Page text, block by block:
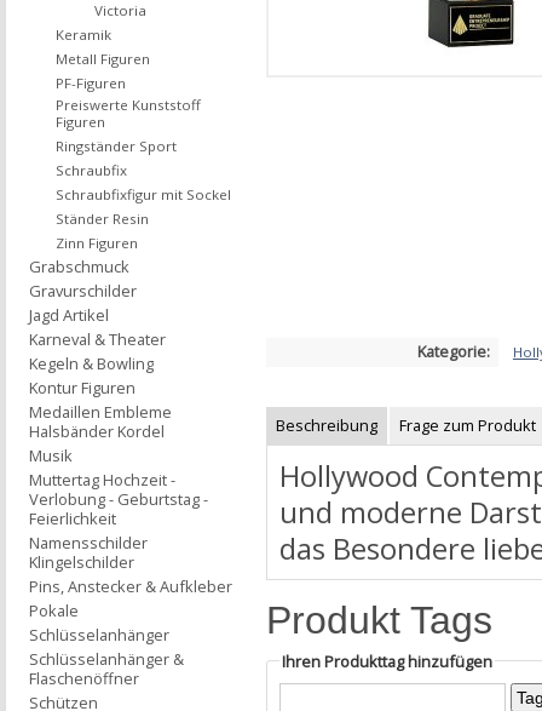
Kategorie:
Beschreibung Frage zum Produkt
Hollywood
und moderne
das Besondere
Produkt Tags
Ihren Produkttag hinzufügen
Victoria
Keramik
Metall Figuren
PF-Figuren
Preiswerte Kunststoff
Figuren
Ringständer Sport
Schraubfix
Schraubfixfigur mit Sockel
Ständer Resin
Zinn Figuren
Grabschmuck
Gravurschilder
Jagd Artikel
Karneval & Theater
Kegeln & Bowling
Kontur Figuren
Medaillen Embleme
Halsbänder Kordel
Musik
Muttertag Hochzeit -
Verlobung - Geburtstag -
Feierlichkeit
Namensschilder
Klingelschilder
Pins, Anstecker & Aufkleber
Pokale
Schlüsselanhänger
Schlüsselanhänger &
Flaschenöffner
Schützen